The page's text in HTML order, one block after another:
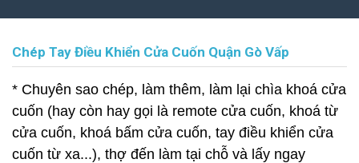
Chép Tay Điều Khiển Cửa Cuốn Quận Gò Vấp
* Chuyên sao chép, làm thêm, làm lại chìa khoá cửa
cuốn (hay còn hay gọi là remote cửa cuốn, khoá từ
cửa cuốn, khoá bấm cửa cuốn, tay điều khiển cửa
cuốn từ xa...), thợ đến làm tại chỗ và lấy ngay